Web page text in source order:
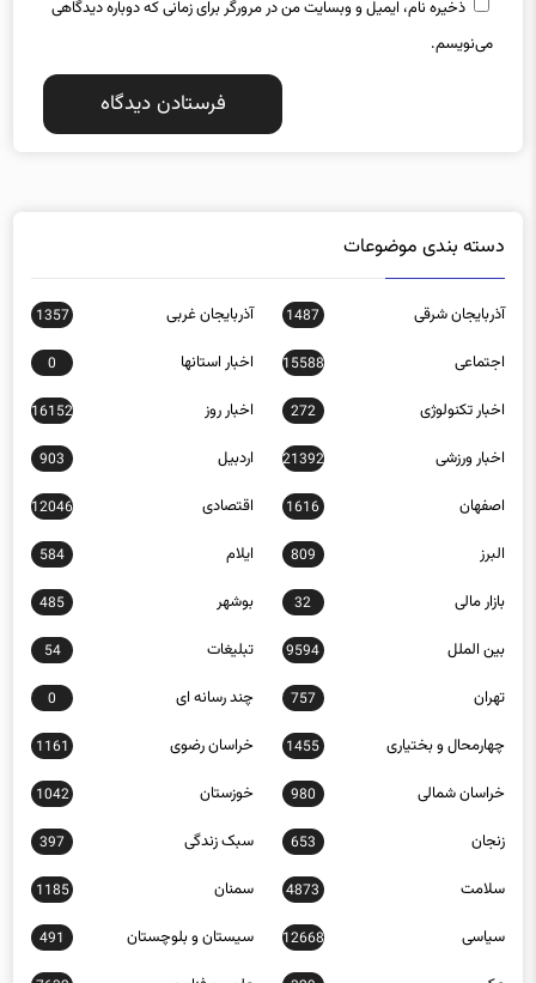
می‌نویسم.
آذربایجان شرقی
اجتماعی 15588 اخبار استانها 0
اخبار تکنولوژی 272 اخبار روز 16152
اخبار ورزشی 21392 اردبیل 903
اصفهان 1616 اقتصادی 12046
البرز 809 ایلام 584
بازار مالی 32 بوشهر 485
بین الملل 9594 تبلیغات 54
تهران 757 چند رسانه ای 0
چهارمحال و بختیاری 1455 خراسان رضوی 1161
خراسان شمالی 980 خوزستان 1042
زنجان 653 سبک زندگی 397
سلامت 4873 سمنان 1185
سیاسی 12668 سیستان و بلوچستان 491
عکس 329 علمی و فناوری 7632